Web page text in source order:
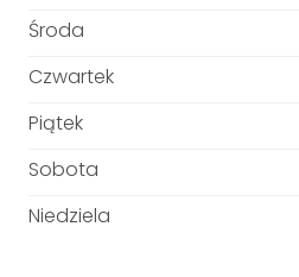
Środa
Czwartek
Piątek
Sobota
Niedziela